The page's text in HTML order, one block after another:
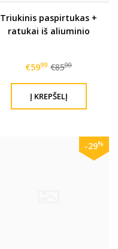
Triukinis paspirtukas +
ratukai iš aliuminio
€5999 €8500
-29%